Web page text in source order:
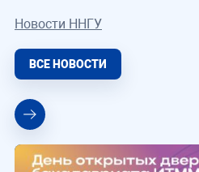
Новости ННГУ
ВСЕ НОВОСТИ